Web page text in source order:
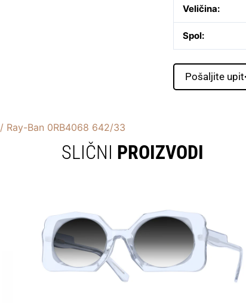
Veličina:
Spol:
Pošaljite upit
/ Ray-Ban 0RB4068 642/33
SLIČNI PROIZVODI